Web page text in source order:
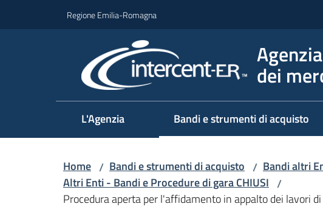
Regione Emilia-Romagna
dei
L'Agenzia Bandi e strumenti di acquisto
Home / Bandi e strumenti di acquisto / Bandi altri
Altri Enti - Bandi e Procedure di gara CHIUSI /
Procedura aperta per l'affidamento in appalto dei lavori